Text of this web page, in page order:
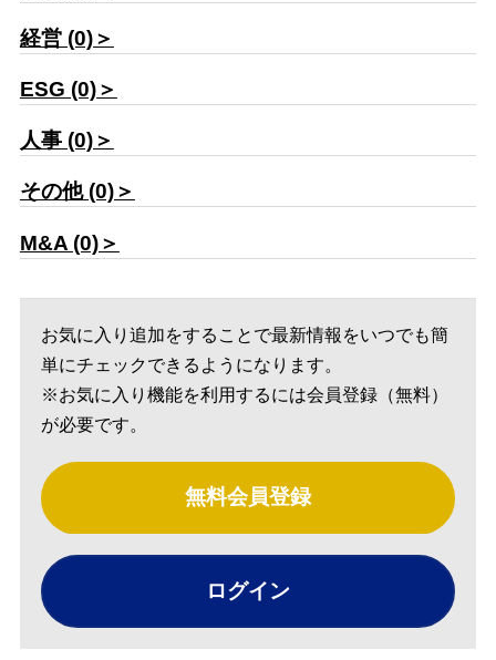
経営 (0)＞
ESG (0)＞
人事 (0)＞
その他 (0)＞
M&A (0)＞
お気に入り追加をすることで最新情報をいつでも簡
単にチェックできるようになります。
※お気に入り機能を利用するには会員登録（無料）
が必要です。
無料会員登録
ログイン